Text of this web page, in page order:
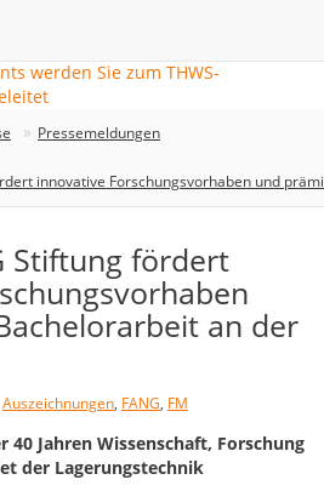
Pressemeldungen
innovative Forschungsvorhaben und
Stiftung fördert
an der
Auszeichnungen, FANG, FM
Jahren Wissenschaft, Forschung
der Lagerungstechnik